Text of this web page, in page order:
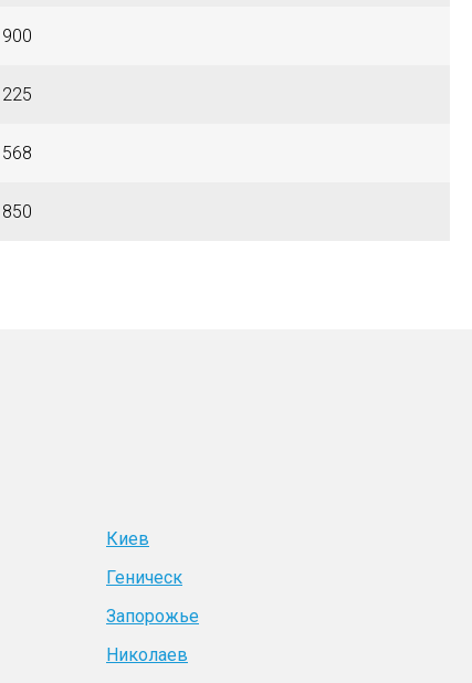
900
225
568
850
Киев
Геническ
Запорожье
Николаев